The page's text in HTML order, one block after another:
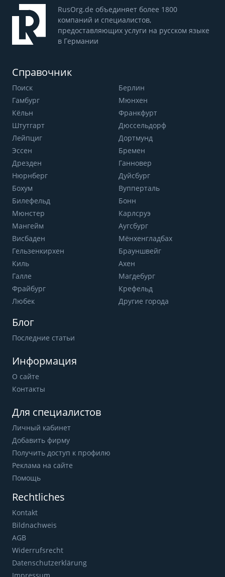
RusOrg.de объединяет более 1800
компаний и специалистов,
предоставляющих услуги на русском языке
в Германии
Справочник
Поиск
Берлин
Гамбург
Мюнхен
Кёльн
Франкфурт
Штутгарт
Дюссельдорф
Лейпциг
Дортмунд
Эссен
Бремен
Дрезден
Ганновер
Нюрнберг
Дуйсбург
Бохум
Вупперталь
Билефельд
Бонн
Мюнстер
Карлсруэ
Мангейм
Аугсбург
Висбаден
Мёнхенгладбах
Гельзенкирхен
Брауншвейг
Киль
Ахен
Галле
Магдебург
Фрайбург
Крефельд
Любек
Другие города
Блог
Последние статьи
Информация
О сайте
Контакты
Для специалистов
Личный кабинет
Добавить фирму
Получить доступ к профилю
Реклама на сайте
Помощь
Rechtliches
Kontakt
Bildnachweis
AGB
Widerrufsrecht
Datenschutzerklärung